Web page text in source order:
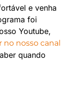
e venha
foi
Youtube,
no nosso canal
quando